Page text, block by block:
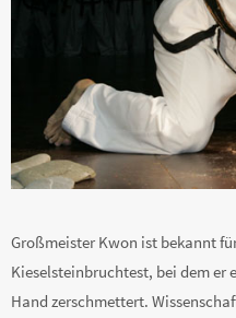
Großmeister Kwon ist bekannt
Kieselsteinbruchtest, bei dem er
Hand zerschmettert.